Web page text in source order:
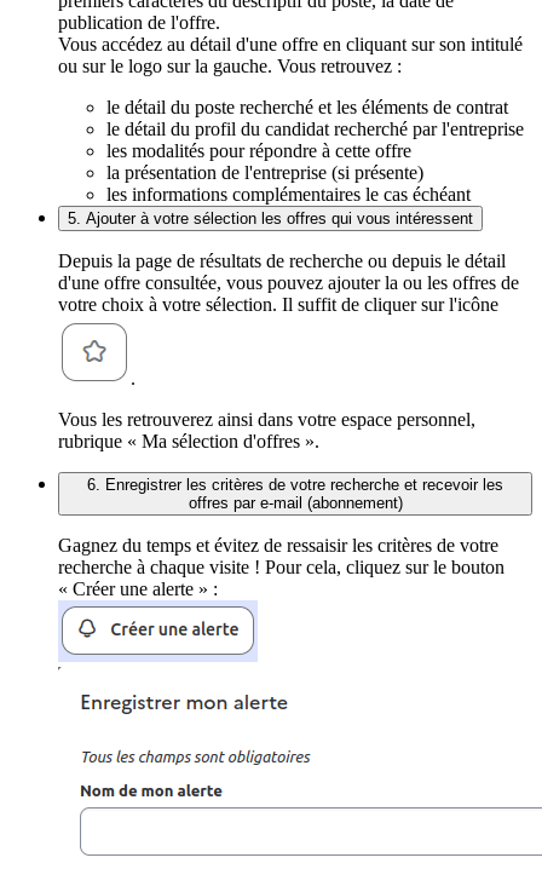
publication de l'offre.
Vous accédez au détail d'une offre en cliquant sur son intitulé
ou sur le logo sur la gauche. Vous retrouvez :
le détail du poste recherché et les éléments de contrat
le détail du profil du candidat recherché par l'entreprise
les modalités pour répondre à cette offre
la présentation de l'entreprise (si présente)
les informations complémentaires le cas échéant
5. Ajouter à votre sélection les offres qui vous intéressent
Depuis la page de résultats de recherche ou depuis le détail
d'une offre consultée, vous pouvez ajouter la ou les offres de
votre choix à votre sélection. Il suffit de cliquer sur l'icône
.
Vous les retrouverez ainsi dans votre espace personnel,
rubrique « Ma sélection d'offres ».
6. Enregistrer les critères de votre recherche et recevoir les
offres par e-mail (abonnement)
Gagnez du temps et évitez de ressaisir les critères de votre
recherche à chaque visite ! Pour cela, cliquez sur le bouton
« Créer une alerte » :